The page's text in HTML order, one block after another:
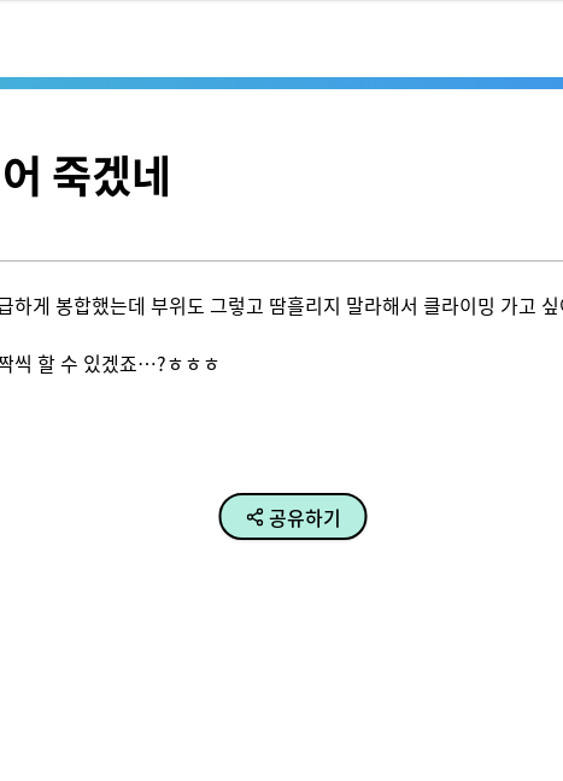
죽겠네
하게 봉합했는데 부위도 그렇고 땀흘리지 말라해서 클라이밍 가고
씩 할 수 있겠죠…?ㅎㅎㅎ
공유하기